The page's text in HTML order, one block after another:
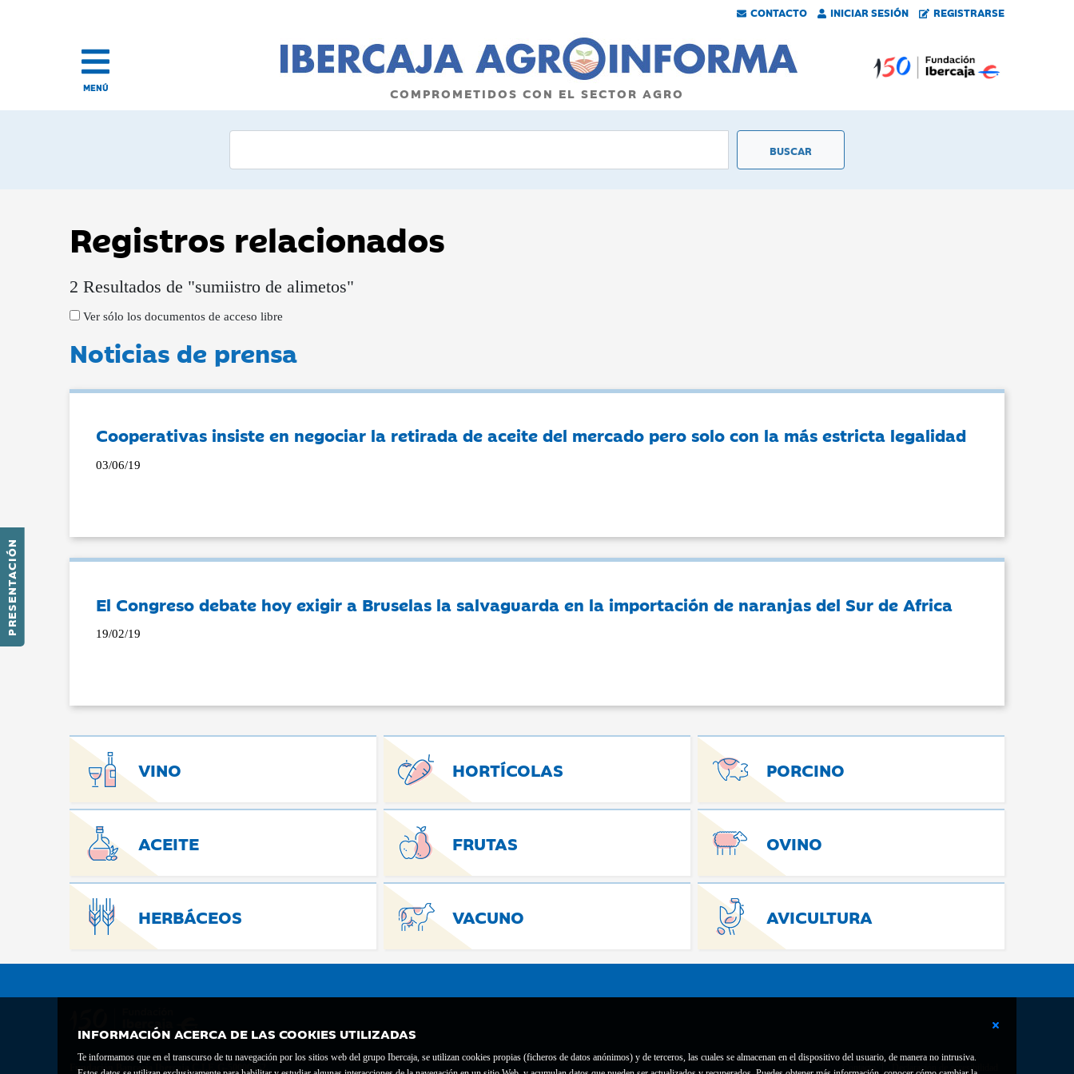
CONTACTO INICIAR SESIÓN REGISTRARSE
PRESENTACIÓN
MENÚ COMPROMETIDOS CON EL SECTOR AGRO
INFORMACIÓN ACERCA DE LAS COOKIES UTILIZADAS
Te informamos que en el transcurso de tu navegación por los sitios web del grupo Ibercaja, se utilizan cookies propias (ficheros de datos anónimos) y de terceros, las cuales se almacenan en el dispositivo del usuario, de manera no intrusiva.
Registros relacionados
2 Resultados de "sumiistro de alimetos"
Ver sólo los documentos de acceso libre
Noticias de prensa
Cooperativas insiste en negociar la retirada de aceite del mercado pero solo con la más estricta legalidad
03/06/19
El Congreso debate hoy exigir a Bruselas la salvaguarda en la importación de naranjas del Sur de Africa
19/02/19
VINO HORTÍCOLAS PORCINO
ACEITE FRUTAS OVINO
HERBÁCEOS VACUNO AVICULTURA
Fundación Bancaria Ibercaja C.I.F. G-50000652. Contacto Declaración de accesibilidad